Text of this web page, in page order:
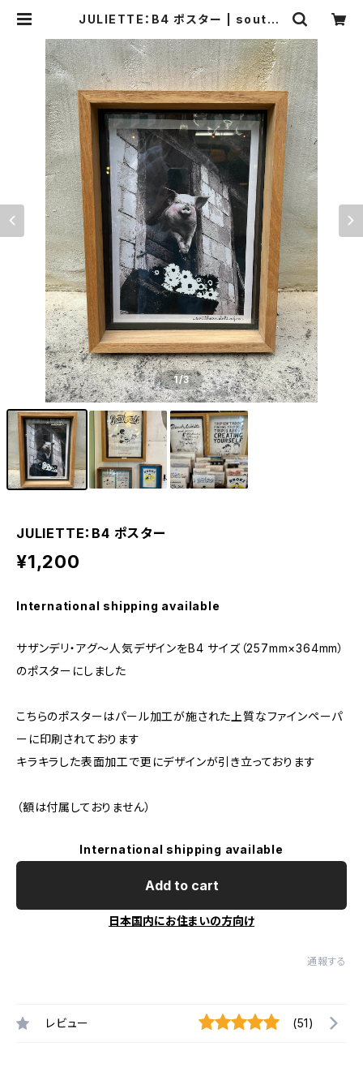
JULIETTE：B4 ポスター | southe
1/3
JULIETTE：B4 ポスター
¥1,200
International shipping available
サザンデリ・アグ〜人気デザインをB4 サイズ（257mm×364mm）
のポスターにしました
こちらのポスターはパール加工が施された上質なファインペーパ
ーに印刷されております
キラキラした表面加工で更にデザインが引き立っております
（額は付属しておりません）
International shipping available
Add to cart
日本国内にお住まいの方向け
通報する
レビュー (51)